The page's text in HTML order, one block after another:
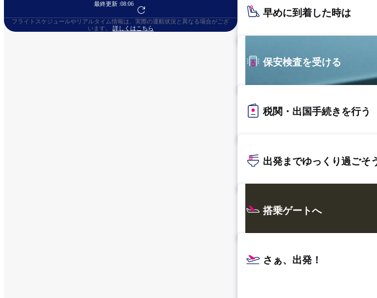
最終更新 :08:06
フライト予約へ
フライトスケジュールやリアルタイム情報は、実際の運航状況と異なる場合がござ
います。 詳しくはこちら
早めに到着した時は
保安検査を受ける
税関・出国手続きを行う
出発までゆっくり過ごそ
搭乗ゲートへ
さぁ、出発！